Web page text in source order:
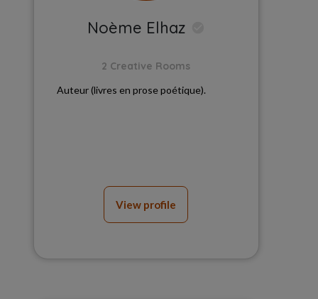
Noème Elhaz
2 Creative Rooms
Auteur (livres en prose poétique).
View profile